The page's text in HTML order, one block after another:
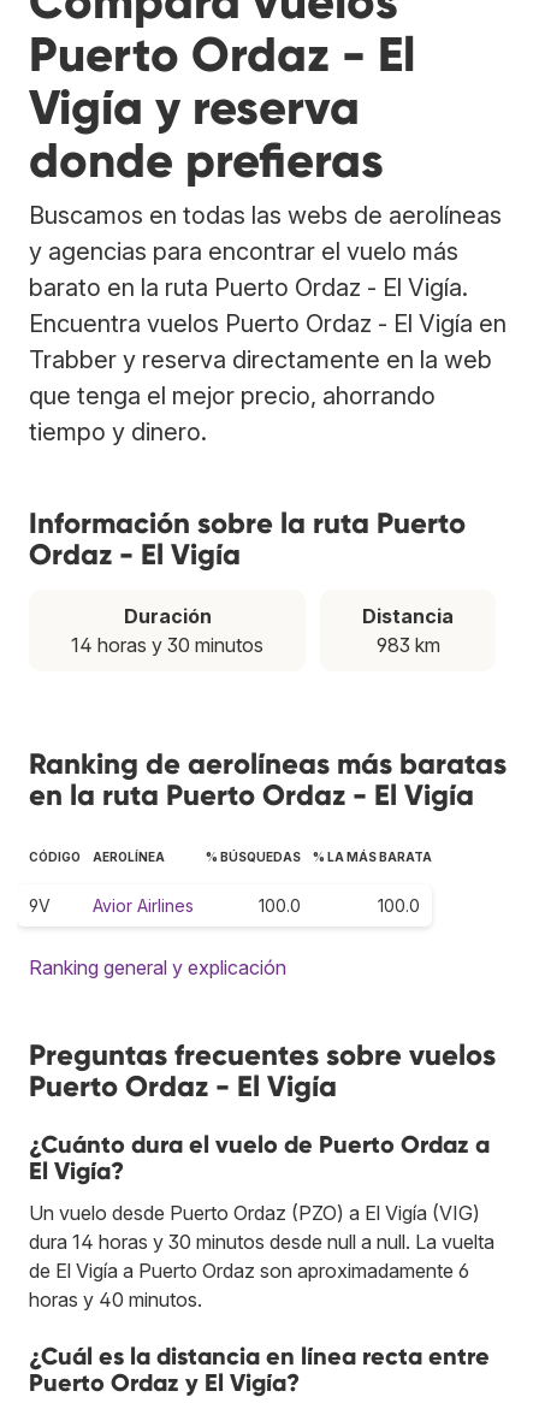
Puerto Ordaz - El
Vigía y reserva
donde prefieras
Buscamos en todas las webs de aerolíneas
y agencias para encontrar el vuelo más
barato en la ruta Puerto Ordaz - El Vigía.
Encuentra vuelos Puerto Ordaz - El Vigía en
Trabber y reserva directamente en la web
que tenga el mejor precio, ahorrando
tiempo y dinero.
Información sobre la ruta Puerto
Ordaz - El Vigía
Duración
14 horas y 30 minutos
Distancia
983 km
Ranking de aerolíneas más baratas
en la ruta Puerto Ordaz - El Vigía
CÓDIGO AEROLÍNEA % BÚSQUEDAS % LA MÁS BARATA
9V Avior Airlines 100.0 100.0
Ranking general y explicación
Preguntas frecuentes sobre vuelos
Puerto Ordaz - El Vigía
¿Cuánto dura el vuelo de Puerto Ordaz a
El Vigía?
Un vuelo desde Puerto Ordaz (PZO) a El Vigía (VIG)
dura 14 horas y 30 minutos desde null a null. La vuelta
de El Vigía a Puerto Ordaz son aproximadamente 6
horas y 40 minutos.
¿Cuál es la distancia en línea recta entre
Puerto Ordaz y El Vigía?